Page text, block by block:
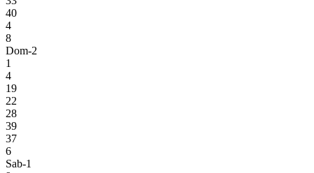
40
4
8
Dom-2
1
4
19
22
28
39
37
6
Sab-1